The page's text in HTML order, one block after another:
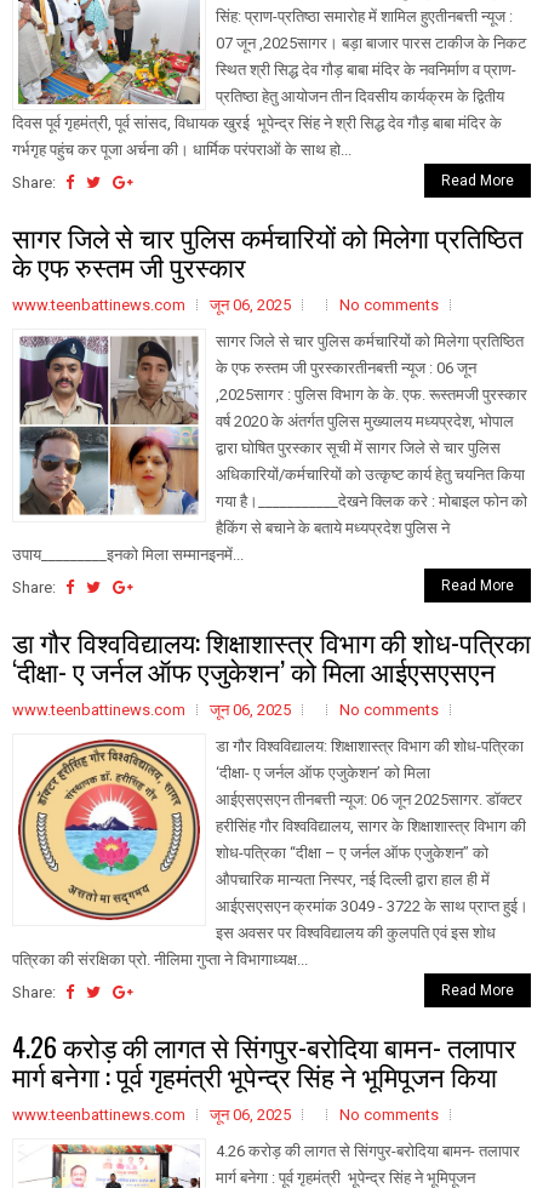
सिंह: प्राण-प्रतिष्ठा समारोह में शामिल हुएतीनबत्ती न्यूज :
07 जून ,2025सागर। बड़ा बाजार पारस टाकीज के निकट
स्थित श्री सिद्ध देव गौड़ बाबा मंदिर के नवनिर्माण व प्राण-
प्रतिष्ठा हेतु आयोजन तीन दिवसीय कार्यक्रम के द्वितीय
दिवस पूर्व गृहमंत्री, पूर्व सांसद, विधायक खुरई भूपेन्द्र सिंह ने श्री सिद्ध देव गौड़ बाबा मंदिर के
गर्भगृह पहुंच कर पूजा अर्चना की। धार्मिक परंपराओं के साथ हो...
Share:
Read More
सागर जिले से चार पुलिस कर्मचारियों को मिलेगा प्रतिष्ठित
के एफ रुस्तम जी पुरस्कार
www.teenbattinews.com जून 06, 2025
No comments
सागर जिले से चार पुलिस कर्मचारियों को मिलेगा प्रतिष्ठित
के एफ रुस्तम जी पुरस्कारतीनबत्ती न्यूज : 06 जून
,2025सागर : पुलिस विभाग के के. एफ. रूस्तमजी पुरस्कार
वर्ष 2020 के अंतर्गत पुलिस मुख्यालय मध्यप्रदेश, भोपाल
द्वारा घोषित पुरस्कार सूची में सागर जिले से चार पुलिस
अधिकारियों/कर्मचारियों को उत्कृष्ट कार्य हेतु चयनित किया
गया है।___________देखने क्लिक करे : मोबाइल फोन को
हैकिंग से बचाने के बताये मध्यप्रदेश पुलिस ने
उपाय_________इनको मिला सम्मानइनमें...
Share:
Read More
डा गौर विश्वविद्यालय: शिक्षाशास्त्र विभाग की शोध-पत्रिका
‘दीक्षा- ए जर्नल ऑफ एजुकेशन’ को मिला आईएसएसएन
www.teenbattinews.com जून 06, 2025
No comments
डा गौर विश्वविद्यालय: शिक्षाशास्त्र विभाग की शोध-पत्रिका
‘दीक्षा- ए जर्नल ऑफ एजुकेशन’ को मिला
आईएसएसएन तीनबत्ती न्यूज: 06 जून 2025सागर. डॉक्टर
हरीसिंह गौर विश्वविद्यालय, सागर के शिक्षाशास्त्र विभाग की
शोध-पत्रिका “दीक्षा – ए जर्नल ऑफ एजुकेशन” को
औपचारिक मान्यता निस्पर, नई दिल्ली द्वारा हाल ही में
आईएसएसएन क्रमांक 3049 - 3722 के साथ प्राप्त हुई।
इस अवसर पर विश्वविद्यालय की कुलपति एवं इस शोध
पत्रिका की संरक्षिका प्रो. नीलिमा गुप्ता ने विभागाध्यक्ष...
Share:
Read More
4.26 करोड़ की लागत से सिंगपुर-बरोदिया बामन- तलापार
मार्ग बनेगा : पूर्व गृहमंत्री भूपेन्द्र सिंह ने भूमिपूजन किया
www.teenbattinews.com जून 06, 2025
No comments
4.26 करोड़ की लागत से सिंगपुर-बरोदिया बामन- तलापार
मार्ग बनेगा : पूर्व गृहमंत्री भूपेन्द्र सिंह ने भूमिपूजन